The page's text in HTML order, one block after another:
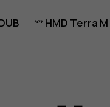
HMD Terra M